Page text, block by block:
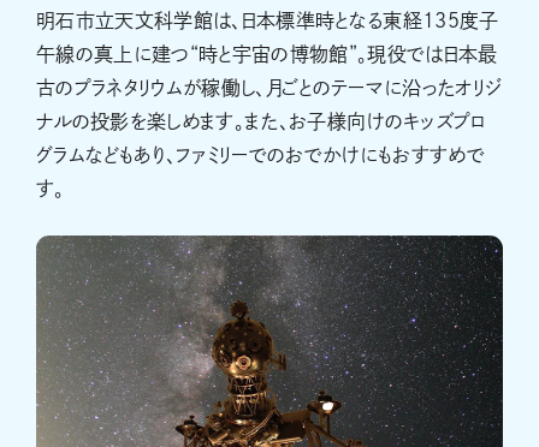
明石市立天文科学館は、日本標準時となる東経135度子
午線の真上に建つ“時と宇宙の博物館”。現役では日本最
古のプラネタリウムが稼働し、月ごとのテーマに沿ったオリジ
ナルの投影を楽しめます。また、お子様向けのキッズプロ
グラムなどもあり、ファミリーでのおでかけにもおすすめで
す。